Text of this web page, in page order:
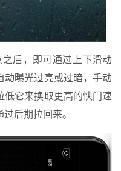
之后，即可通过上下滑动
动曝光过亮或过暗，手动
低它来换取更高的快门速
后期拉回来。